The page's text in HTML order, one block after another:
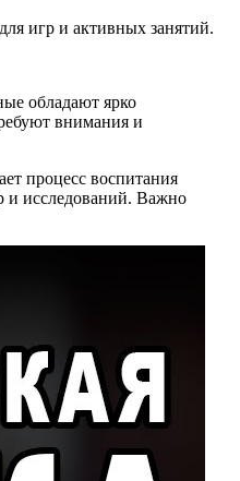
игр и активных занятий.
обладают ярко
внимания и
процесс воспитания
и исследований. Важно